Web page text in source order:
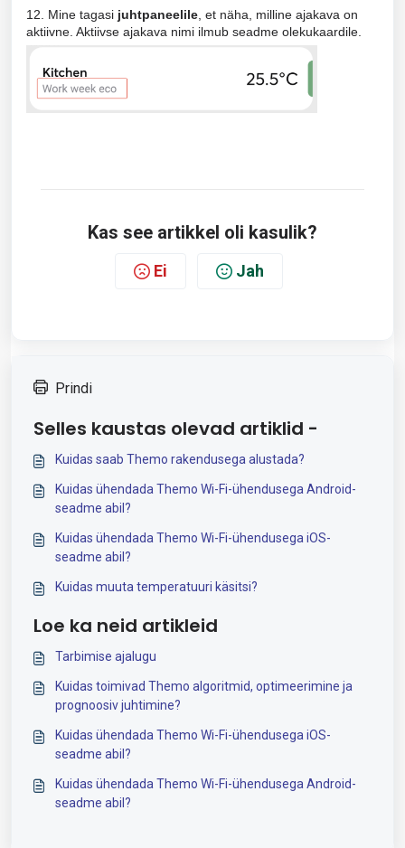
12. Mine tagasi juhtpaneelile , et näha, milline ajakava on
aktiivne. Aktiivse ajakava nimi ilmub seadme olekukaardile.
Kas see artikkel oli kasulik?
Ei Jah
Prindi
Selles kaustas olevad artiklid -
Kuidas saab Themo rakendusega alustada?
Kuidas ühendada Themo Wi-Fi-ühendusega Android-
seadme abil?
Kuidas ühendada Themo Wi-Fi-ühendusega iOS-
seadme abil?
Kuidas muuta temperatuuri käsitsi?
Loe ka neid artikleid
Tarbimise ajalugu
Kuidas toimivad Themo algoritmid, optimeerimine ja
prognoosiv juhtimine?
Kuidas ühendada Themo Wi-Fi-ühendusega iOS-
seadme abil?
Kuidas ühendada Themo Wi-Fi-ühendusega Android-
seadme abil?